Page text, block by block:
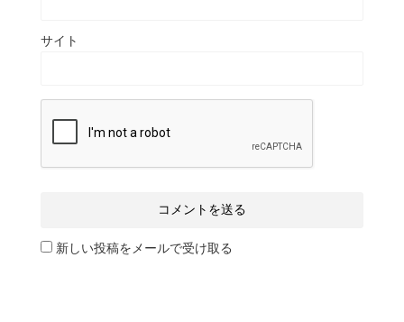
サイト
新しい投稿をメールで受け取る